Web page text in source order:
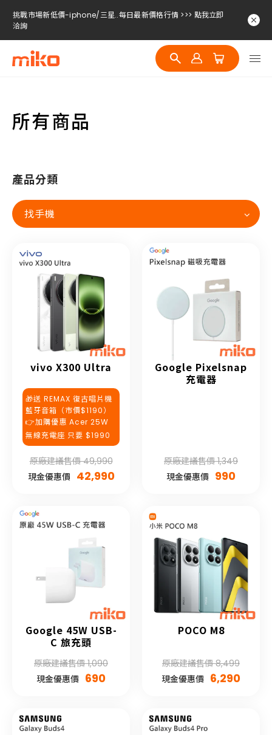
挑戰市場新低價-iphone/三星..每日最新價格行情 >>> 點我立即
洽詢
挑戰市場新低價-iphone/三星..每日最新價格行情 >>> 點我立即
洽詢
挑戰市場新低價-iphone/三星..每日最新價格行情 >>> 點我立即
所有商品
產品分類
找手機
vivo X300 Ultra
🎁送 REMAX 復古唱片機
藍牙音箱（市價$1190）
👉加購優惠 Acer 25W
無線充電座 只要 $1990
原廠建議售價 49,990
現金優惠價 42,990
Google Pixelsnap
充電器
原廠建議售價 1,349
現金優惠價 990
Google 45W USB-
C 旅充頭
原廠建議售價 1,090
現金優惠價 690
POCO M8
原廠建議售價 8,499
現金優惠價 6,290